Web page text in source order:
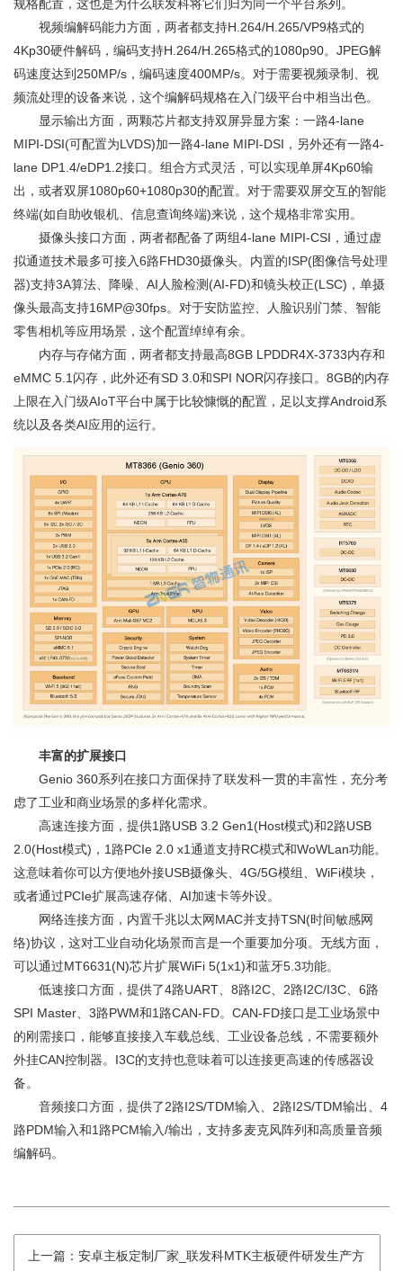
规格配置，这也是为什么联发科将它们归为同一个平台系列。
视频编解码能力方面，两者都支持H.264/H.265/VP9格式的
4Kp30硬件解码，编码支持H.264/H.265格式的1080p90。JPEG解
码速度达到250MP/s，编码速度400MP/s。对于需要视频录制、视
频流处理的设备来说，这个编解码规格在入门级平台中相当出色。
显示输出方面，两颗芯片都支持双屏异显方案：一路4-lane
MIPI-DSI(可配置为LVDS)加一路4-lane MIPI-DSI，另外还有一路4-
lane DP1.4/eDP1.2接口。组合方式灵活，可以实现单屏4Kp60输
出，或者双屏1080p60+1080p30的配置。对于需要双屏交互的智能
终端(如自助收银机、信息查询终端)来说，这个规格非常实用。
摄像头接口方面，两者都配备了两组4-lane MIPI-CSI，通过虚
拟通道技术最多可接入6路FHD30摄像头。内置的ISP(图像信号处理
器)支持3A算法、降噪、AI人脸检测(AI-FD)和镜头校正(LSC)，单摄
像头最高支持16MP@30fps。对于安防监控、人脸识别门禁、智能
零售相机等应用场景，这个配置绰绰有余。
内存与存储方面，两者都支持最高8GB LPDDR4X-3733内存和
eMMC 5.1闪存，此外还有SD 3.0和SPI NOR闪存接口。8GB的内存
上限在入门级AIoT平台中属于比较慷慨的配置，足以支撑Android系
统以及各类AI应用的运行。
丰富的扩展接口
Genio 360系列在接口方面保持了联发科一贯的丰富性，充分考
虑了工业和商业场景的多样化需求。
高速连接方面，提供1路USB 3.2 Gen1(Host模式)和2路USB
2.0(Host模式)，1路PCIe 2.0 x1通道支持RC模式和WoWLan功能。
这意味着你可以方便地外接USB摄像头、4G/5G模组、WiFi模块，
或者通过PCIe扩展高速存储、AI加速卡等外设。
网络连接方面，内置千兆以太网MAC并支持TSN(时间敏感网
络)协议，这对工业自动化场景而言是一个重要加分项。无线方面，
可以通过MT6631(N)芯片扩展WiFi 5(1x1)和蓝牙5.3功能。
低速接口方面，提供了4路UART、8路I2C、2路I2C/I3C、6路
SPI Master、3路PWM和1路CAN-FD。CAN-FD接口是工业场景中
的刚需接口，能够直接接入车载总线、工业设备总线，不需要额外
外挂CAN控制器。I3C的支持也意味着可以连接更高速的传感器设
备。
音频接口方面，提供了2路I2S/TDM输入、2路I2S/TDM输出、4
路PDM输入和1路PCM输入/输出，支持多麦克风阵列和高质量音频
编解码。
上一篇：安卓主板定制厂家_联发科MTK主板硬件研发生产方